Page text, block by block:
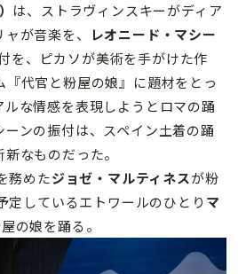
は、ストラヴィンスキーがディア
が音楽を、
レオニード・マシー
を、ピカソが美術を手がけた作
代官と粉屋の娘』に題材をとっ
な情感を表現しようとロマの踊
ンの振付は、スペイン土着の踊
なものだった。
務めたジョゼ・マルティネスが粉
定しているエトワールのひとり マ
の娘を踊る。